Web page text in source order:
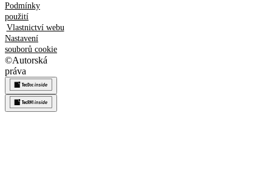
Podmínky
použití
Vlastnictví webu
Nastavení
souborů cookie
©Autorská
práva